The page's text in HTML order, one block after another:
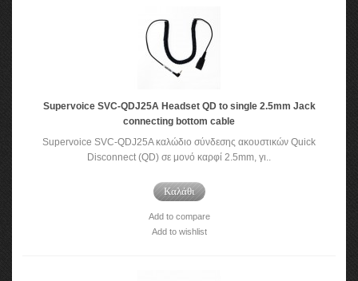
Supervoice SVC-QDJ25A Headset QD to single 2.5mm Jack
connecting bottom cable
Supervoice SVC-QDJ25A καλώδιο σύνδεσης ακουστικών Quick
Disconnect (QD) σε μονό καρφί 2.5mm, γι..
Καλάθι
Add to compare
Add to wishlist